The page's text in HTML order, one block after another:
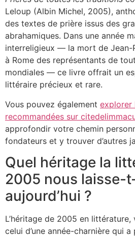
Leloup (Albin Michel, 2005),
des textes de prière issus des
abrahamiques. Dans une année
interreligieux — la mort de Jean-
à Rome des représentants de
mondiales — ce livre offrait un
littéraire précieux et rare.
Vous pouvez également explorer
recommandées sur
approfondir votre chemin
fondateurs et y trouver d’autres
Quel héritage la
2005 nous laisse-
aujourd’hui ?
L’héritage de 2005 en
celui d’une année-charnière qui a